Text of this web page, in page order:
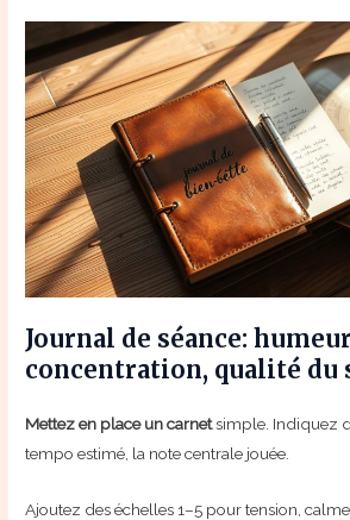
Journal de séance:
concentration, qualité du
Mettez en place un carnetsimple. Indiquez
tempo estimé, la note centrale jouée.
Ajoutez des échelles 1–5 pour tension,